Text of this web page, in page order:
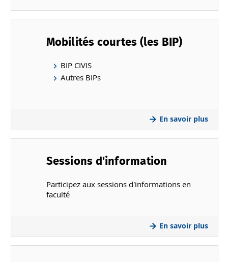
Mobilités courtes (les BIP)
BIP CIVIS
Autres BIPs
En savoir plus
Sessions d'information
Participez aux sessions d'informations en
faculté
En savoir plus